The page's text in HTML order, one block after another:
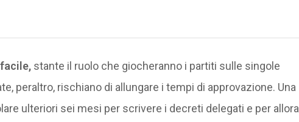
stante il ruolo che giocheranno i partiti sulle singole
peraltro, rischiano di allungare i tempi di approvazione. Una
ulteriori sei mesi per scrivere i decreti delegati e per allora